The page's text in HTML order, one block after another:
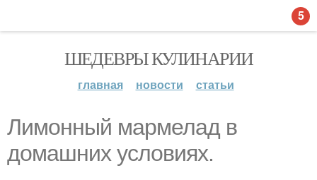
ШЕДЕВРЫ КУЛИНАРИИ
главная новости статьи
Лимонный мармелад в
домашних условиях.
5